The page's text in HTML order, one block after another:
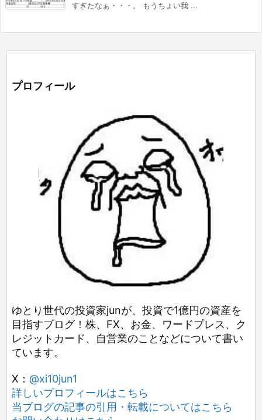
すぎたなぁ・・・。 もうちょい我 ...
プロフィール
ゆとり世代の投資家junが、投資で1億円の資産を
目指すブログ！株、FX、お金、ワードプレス、ク
レジットカード、自営業のことなどについて書い
ています。
X： @xi10jun1
詳しいプロフィールはこちら
当ブログの記事の引用・転載についてはこちら